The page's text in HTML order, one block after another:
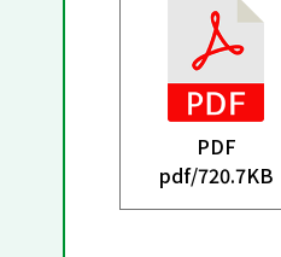
PDF
pdf/720.7KB